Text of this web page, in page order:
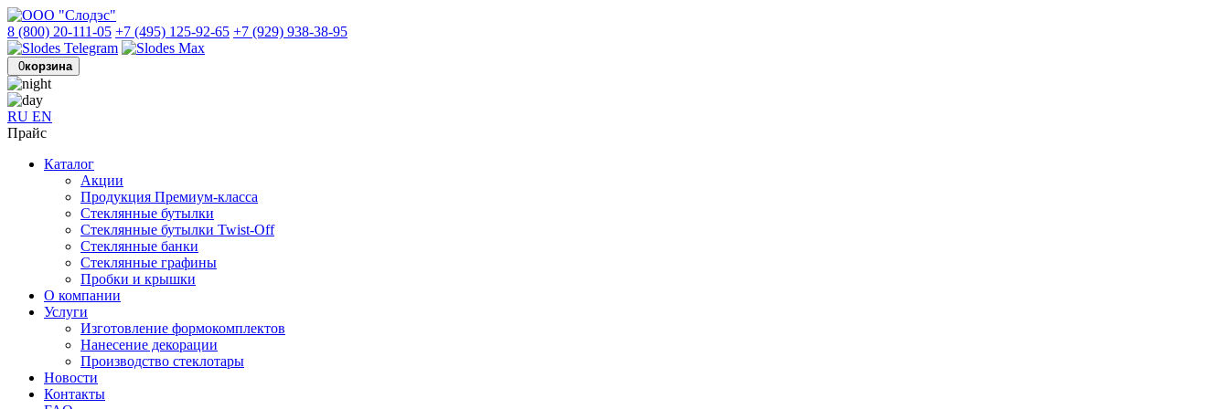
8 (800) 20-111-05 +7 (495) 125-92-65 +7 (929) 938-38-95
0корзина
RU EN
Прайс
Каталог
Акции
Продукция Премиум-класса
Стеклянные бутылки
Стеклянные бутылки Twist-Off
Стеклянные банки
Стеклянные графины
Пробки и крышки
О компании
Услуги
Изготовление формокомплектов
Нанесение декорации
Производство стеклотары
Новости
Контакты